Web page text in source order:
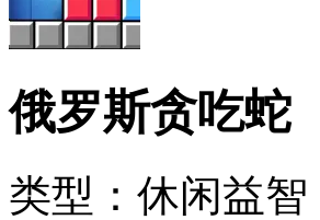
俄罗斯贪吃蛇
类型：休闲益智